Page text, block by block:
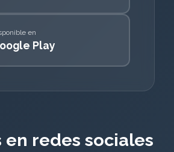
en
Play
en redes sociales